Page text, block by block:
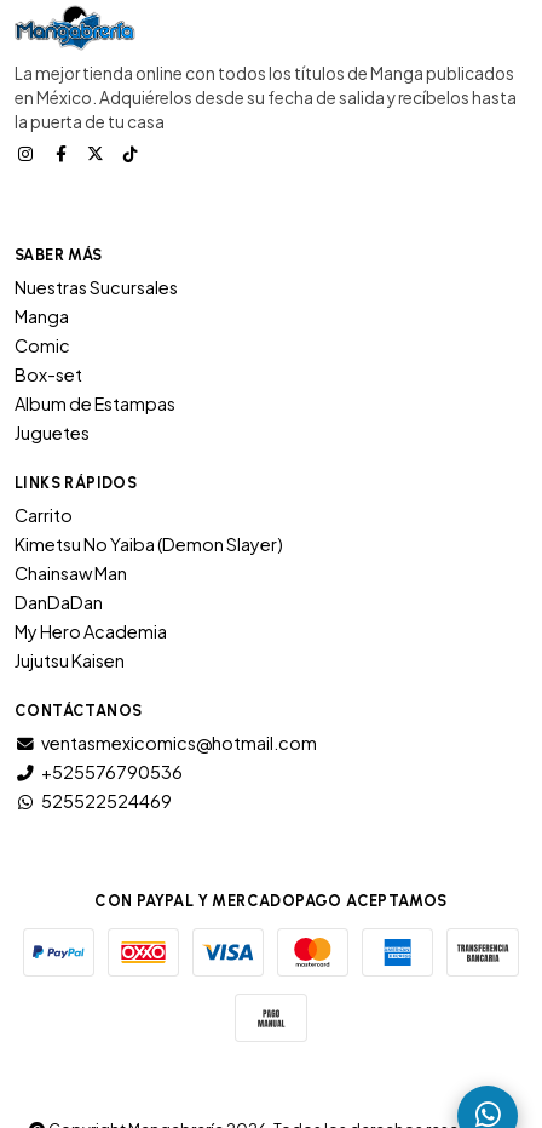
La mejor tienda online con todos los títulos de Manga publicados
en México. Adquiérelos desde su fecha de salida y recíbelos hasta
la puerta de tu casa
SABER MÁS
Nuestras Sucursales
Manga
Comic
Box-set
Album de Estampas
Juguetes
LINKS RÁPIDOS
Carrito
Kimetsu No Yaiba (Demon Slayer)
Chainsaw Man
DanDaDan
My Hero Academia
Jujutsu Kaisen
CONTÁCTANOS
ventasmexicomics@hotmail.com
+525576790536
525522524469
CON PAYPAL Y MERCADOPAGO ACEPTAMOS